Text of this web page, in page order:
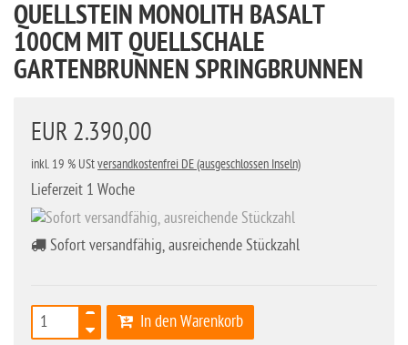
QUELLSTEIN MONOLITH BASALT
100CM MIT QUELLSCHALE
GARTENBRUNNEN SPRINGBRUNNEN
EUR 2.390,00
inkl. 19 % UStversandkostenfrei DE (ausgeschlossen Inseln)
Lieferzeit 1 Woche
Sofort versandfähig, ausreichende Stückzahl
In den Warenkorb